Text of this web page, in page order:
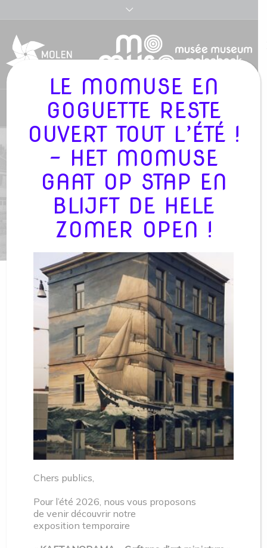
Nederlands
OPEN SPACES IN MOLENBEEK – GUIDED
BIKE TOUR (FR/NL) 14/05/23
MOMUSE»PROJECTS»OPEN SPACES IN
MOLENBEEK – GUIDED BIKE TOUR (FR/NL)
14/05/23
OPEN SPACES IN
MOLENBEEK – Guided bike
tour (FR/NL) 14/05/23
Geleide fietstocht door onvermoede en weinig
bekende groenstroken.
Of hoe overheden, verenigingen en bewoners natuur
en stedelijkheid in de stad opnieuw uitvinden.
* elke deelnemer brengt zijn eigen fiets mee.
Stadsfiets of mountainbike fiets aanbevolen.
Type activiteit : Geleide fietstocht
LE MOMUSE EN
GOGUETTE RESTE
OUVERT TOUT L’ÉTÉ !
- HET MOMUSE
GAAT OP STAP EN
BLIJFT DE HELE
ZOMER OPEN !
Chers publics,
Pour l’été 2026, nous vous proposons
de venir découvrir notre
exposition temporaire